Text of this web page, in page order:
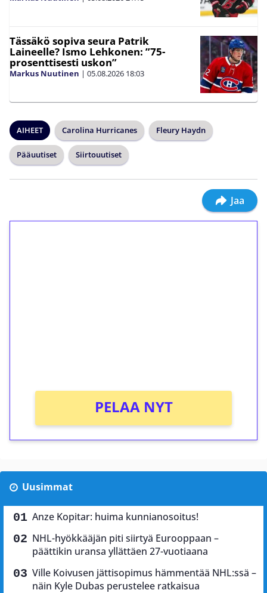
Tässäkö sopiva seura Patrik
Laineelle? Ismo Lehkonen: ”75-
prosenttisesti uskon”
Markus Nuutinen | 05.08.2026 18:03
AIHEET Carolina Hurricanes Fleury Haydn
Pääuutiset Siirtouutiset
Jaa
PELAA NYT
Uusimmat
Anze Kopitar: huima kunnianosoitus!
NHL-hyökkääjän piti siirtyä Eurooppaan –
päättikin uransa yllättäen 27-vuotiaana
Ville Koivusen jättisopimus hämmentää NHL:ssä –
näin Kyle Dubas perustelee ratkaisua